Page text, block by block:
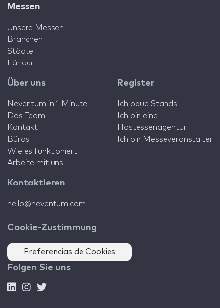
Messen
Unsere Messen
Branchen
Städte
Länder
Über uns
Neventum in 1 Minute
Das Team
Kontakt
Büros
Wie es funktioniert
Arbeite mit uns
Register
Ich baue Stands
Ich bin eine
Hostessenagentur
Ich bin Messeveranstalter
Kontaktieren
hello@neventum.com
Cookie-Zustimmung
Preferencias de Cookies
Folgen Sie uns